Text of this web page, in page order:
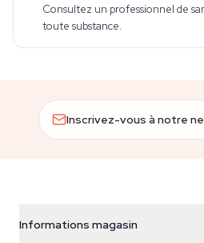
Consultez un professionnel de
toute substance.
Inscrivez-vous à notre
Informations magasin